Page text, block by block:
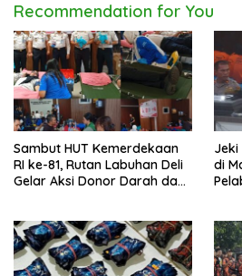
Recommendation for You
Sambut HUT Kemerdekaan
RI ke-81, Rutan Labuhan Deli
Gelar Aksi Donor Darah dan
Jeki
di